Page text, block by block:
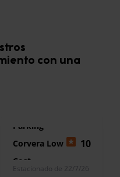
con una
Parking
Corvera Low
Cost
10
Estacionado de 22/7/26